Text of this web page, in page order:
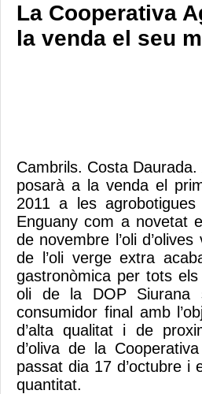
La Cooperativa
la venda el seu
Cambrils. Costa
posarà a la venda el
2011 a les
Enguany com a novetat
de novembre l’oli
de l’oli verge extra
gastronòmica per tots els
oli de la DOP Siurana
consumidor final amb
d’alta qualitat i de
d’oliva de la
passat dia 17 d’octubre i
quantitat.